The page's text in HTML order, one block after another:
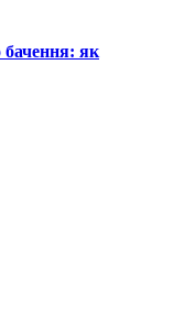
бачення: як